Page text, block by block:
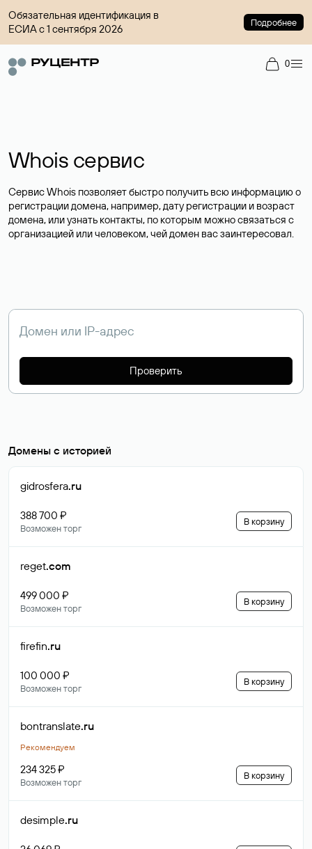
Обязательная идентификация в
ЕСИА с 1 сентября 2026
Подробнее
0
Whois сервис
Сервис Whois позволяет быстро получить всю информацию о
регистрации домена, например, дату регистрации и возраст
домена, или узнать контакты, по которым можно связаться с
организацией или человеком, чей домен вас заинтересовал.
Проверить
Домены с историей
gidrosfera.ru
388 700 ₽
Возможен торг
В корзину
reget.com
499 000 ₽
Возможен торг
В корзину
firefin.ru
100 000 ₽
Возможен торг
В корзину
bontranslate.ru
Рекомендуем
234 325 ₽
Возможен торг
В корзину
desimple.ru